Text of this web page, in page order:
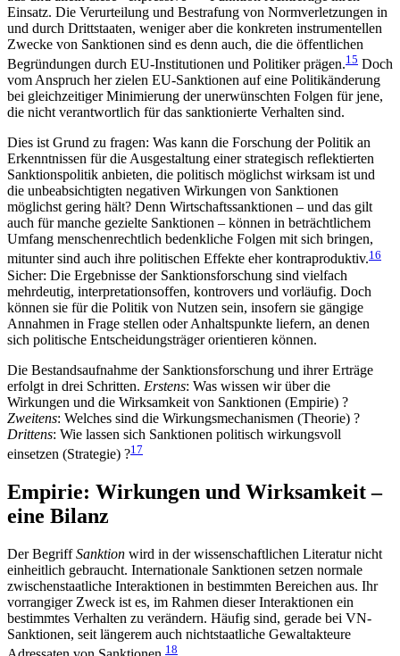
Einsatz. Die Ver­urteilung und Bestrafung von Normverletzungen in
und durch Drittstaaten, weniger aber die konkreten instrumentellen
Zwecke von Sanktionen sind es denn auch, die die öffentlichen
Begründungen durch EU-Institutionen und Politiker prägen.15 Doch
vom An­spruch her zielen EU-Sanktionen auf eine Politik­änderung
bei gleichzeitiger Minimierung der un­erwünschten Folgen für jene,
die nicht verantwortlich für das sanktionierte Verhalten sind.
Dies ist Grund zu fragen: Was kann die Forschung der Politik an
Erkenntnissen für die Ausgestaltung einer strategisch reflektierten
Sanktionspolitik an­bieten, die politisch möglichst wirksam ist und
die unbeabsichtigten negativen Wirkungen von Sanktionen
möglichst gering hält? Denn Wirtschaftssanktionen – und das gilt
auch für manche gezielte Sank­tionen – können in beträchtlichem
Umfang men­schenrechtlich bedenkliche Folgen mit sich bringen,
mitunter sind auch ihre politischen Effekte eher kontraproduktiv.16
Sicher: Die Ergebnisse der Sank­tionsforschung sind vielfach
mehrdeutig, interpretationsoffen, kontrovers und vorläufig. Doch
können sie für die Politik von Nutzen sein, insofern sie gän­gige
Annahmen in Frage stellen oder Anhaltspunkte liefern, an denen
sich politische Entscheidungsträger orientieren können.
Die Bestandsaufnahme der Sanktionsforschung und ihrer Erträge
erfolgt in drei Schritten. Erstens: Was wissen wir über die
Wirkungen und die Wirk­samkeit von Sanktionen (Empirie) ?
Zweitens: Welches sind die Wirkungsmechanismen (Theorie) ?
Drittens: Wie lassen sich Sanktionen politisch wirkungsvoll
einsetzen (Strategie) ?17
Empirie: Wirkungen und Wirksamkeit –
eine Bilanz
Der BegriffSanktion wird in der wissenschaftlichen Literatur nicht
einheitlich gebraucht. Internationale Sanktionen setzen normale
zwischenstaatliche Inter­aktionen in bestimmten Bereichen aus. Ihr
vor­rangiger Zweck ist es, im Rahmen dieser Interaktionen ein
bestimmtes Verhalten zu verändern. Häufig sind, gerade bei VN-
Sanktionen, seit längerem auch nichtstaatliche Gewaltakteure
18